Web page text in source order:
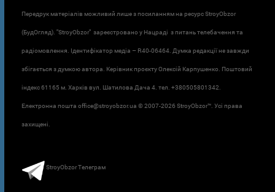
Передрук матеріалів можливий лише з посиланням на ресурс StroyObzor
(БудОгляд). "StroyObzor" зареєстровано у Нацраді з питань телебачення та
радіомовлення. Ідентифікатор медіа – R40-06464. Думка редакції не завжди
збігається з думкою автора. Керівник проєкту Олексій Карпушенко. Поштовий
індекс 61165 м. Харків вул. Шатилова Дача 4. тел. +380505801342.
Електронна пошта office@stroyobzor.ua © 2007-2026 StroyObzor™. Усі права
захищені.
StroyObzor Телеграм